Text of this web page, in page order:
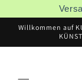
Inhalt
Willkommen auf